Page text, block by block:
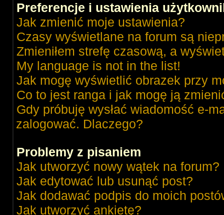
Preferencje i ustawienia
Jak zmienić moje ustawienia?
Czasy wyświetlane na forum są
Zmieniłem strefę czasową, a
My language is not in the list!
Jak mogę wyświetlić obrazek przy
Co to jest ranga i jak mogę ją
Gdy próbuję wysłać wiadomość e-
zalogować. Dlaczego?
Problemy z pisaniem
Jak utworzyć nowy wątek na forum?
Jak edytować lub usunąć post?
Jak dodawać podpis do moich
Jak utworzyć ankietę?